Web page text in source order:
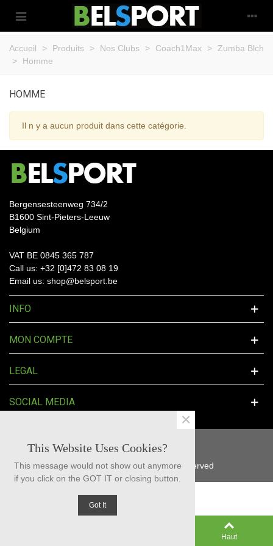
Accueil > Produits > Nos Clubs > Coach1Max >
Zumba Blch
>
Homme
HOMME
Il n y a aucun produit dans cette catégorie.
Bergensesteenweg 734/2
B1600 Sint-Pieters-Leeuw
Belgium
VAT BE 0845 365 787
Call us: +32 [0]472 83 08 19
Email us: shop@belsport.be
INFO
MON COMPTE
LEGAL
SOCIAL MEDIA
© 2025 BelSport™ - All Rights Reserved
Haut
This Website Uses Cookies?
This message would not show out anymore
if you click on the GOT IT or closing button.
Got It
×